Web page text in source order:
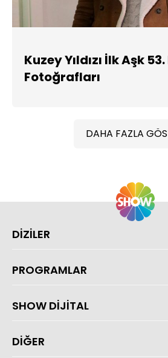
Kuzey Yıldızı İlk Aşk
Fotoğrafları
DAHA FAZLA
DİZİLER
PROGRAMLAR
SHOW DİJİTAL
DİĞER